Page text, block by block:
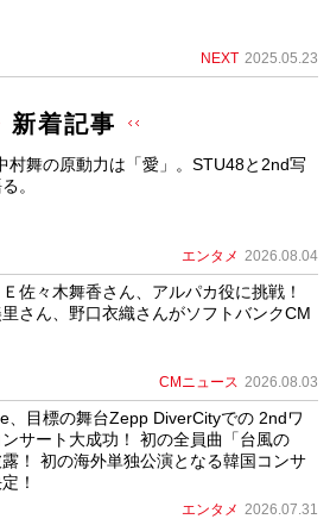
NEXT 2025.05.23
新着記事
村舞の原動力は「愛」。STU48と2nd写
。
エンタメ 2026.08.04
佐々木舞香さん、アルパカ役に挑戦！
さん、野口衣織さんがソフトバンクCM
CMニュース 2026.08.03
、目標の舞台Zepp DiverCityでの 2ndワ
サート大成功！ 初の全員曲「台風の
！ 初の海外単独公演となる韓国コンサ
！
エンタメ 2026.07.31